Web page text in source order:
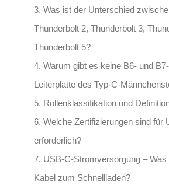
3. Was ist der Unterschied
Thunderbolt 2, Thunderbolt 3,
Thunderbolt 5?
4. Warum gibt es keine B6- und
Leiterplatte des Typ-C-
5. Rollenklassifikation und
6. Welche Zertifizierungen sind für
erforderlich?
7. USB-C-Stromversorgung –
Kabel zum Schnellladen?